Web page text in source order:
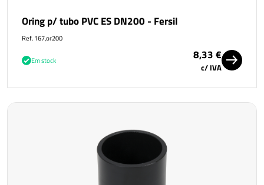
Oring p/ tubo PVC ES DN200 - Fersil
Ref. 167,or200
Em stock 8,33 €
c/ IVA